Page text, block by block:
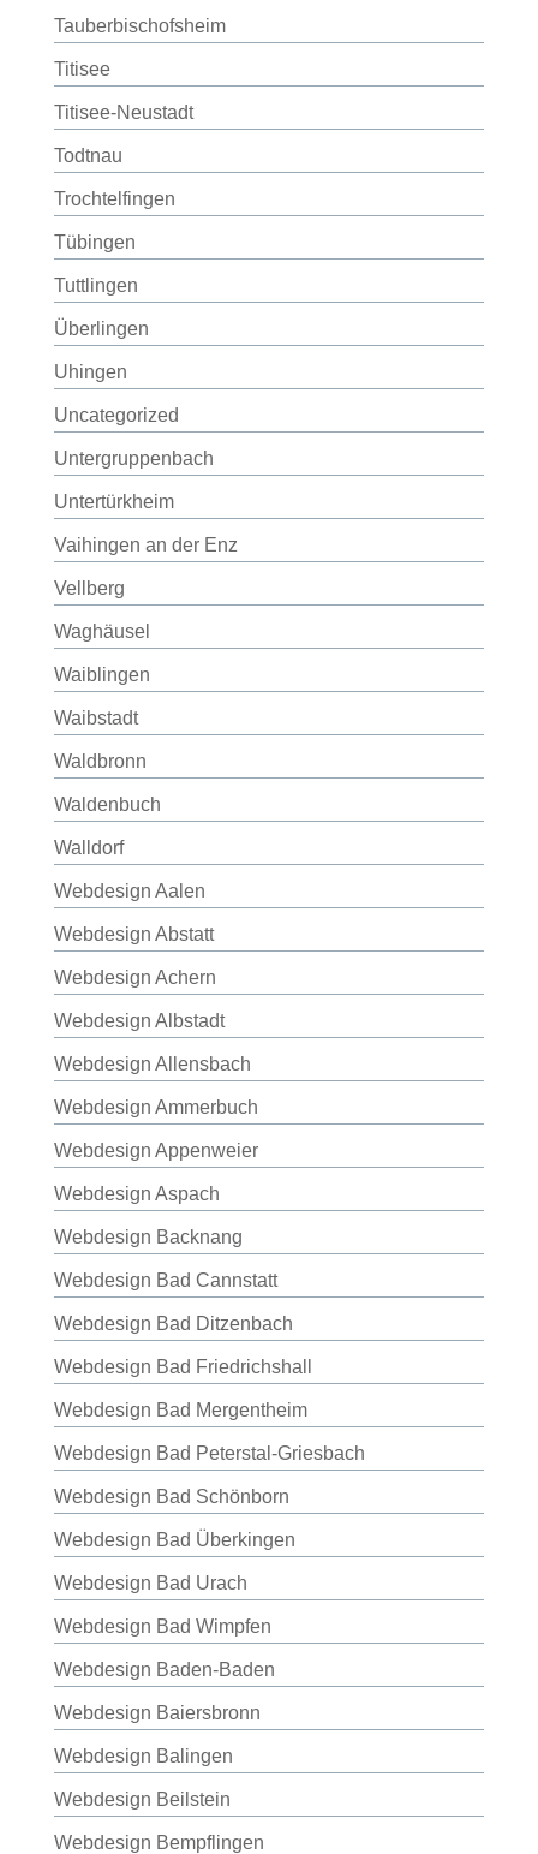
Tauberbischofsheim
Titisee
Titisee-Neustadt
Todtnau
Trochtelfingen
Tübingen
Tuttlingen
Überlingen
Uhingen
Uncategorized
Untergruppenbach
Untertürkheim
Vaihingen an der Enz
Vellberg
Waghäusel
Waiblingen
Waibstadt
Waldbronn
Waldenbuch
Walldorf
Webdesign Aalen
Webdesign Abstatt
Webdesign Achern
Webdesign Albstadt
Webdesign Allensbach
Webdesign Ammerbuch
Webdesign Appenweier
Webdesign Aspach
Webdesign Backnang
Webdesign Bad Cannstatt
Webdesign Bad Ditzenbach
Webdesign Bad Friedrichshall
Webdesign Bad Mergentheim
Webdesign Bad Peterstal-Griesbach
Webdesign Bad Schönborn
Webdesign Bad Überkingen
Webdesign Bad Urach
Webdesign Bad Wimpfen
Webdesign Baden-Baden
Webdesign Baiersbronn
Webdesign Balingen
Webdesign Beilstein
Webdesign Bempflingen